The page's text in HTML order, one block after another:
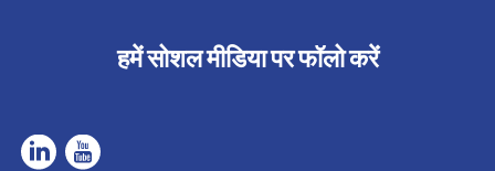
हमें सोशल मीडिया पर फॉलो करें